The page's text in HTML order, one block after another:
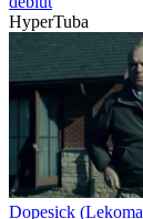
HyperTuba
Dopesick